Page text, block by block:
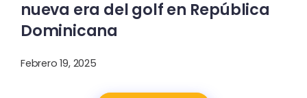
nueva era del golf en República
Dominicana
Febrero 19, 2025